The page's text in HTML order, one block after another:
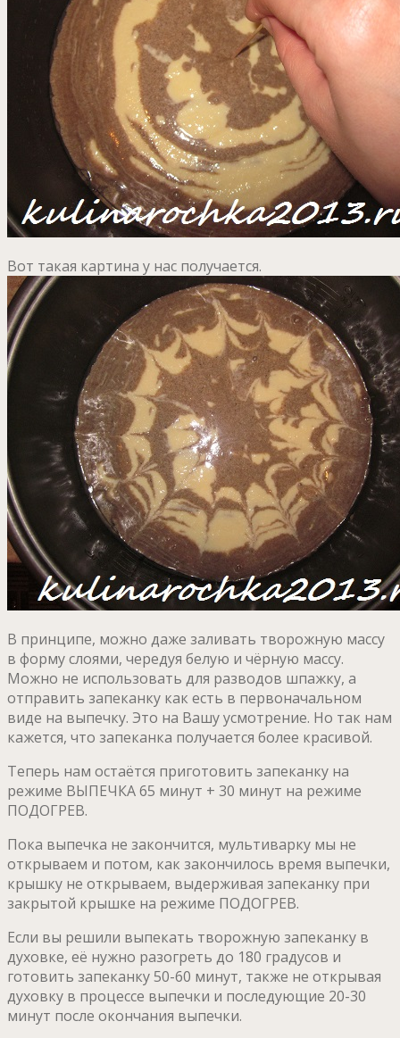
Вот такая картина у нас получается.
В принципе, можно даже заливать творожную массу
в форму слоями, чередуя белую и чёрную массу.
Можно не использовать для разводов шпажку, а
отправить запеканку как есть в первоначальном
виде на выпечку. Это на Вашу усмотрение. Но так нам
кажется, что запеканка получается более красивой.
Теперь нам остаётся приготовить запеканку на
режиме ВЫПЕЧКА 65 минут + 30 минут на режиме
ПОДОГРЕВ.
Пока выпечка не закончится, мультиварку мы не
открываем и потом, как закончилось время выпечки,
крышку не открываем, выдерживая запеканку при
закрытой крышке на режиме ПОДОГРЕВ.
Если вы решили выпекать творожную запеканку в
духовке, её нужно разогреть до 180 градусов и
готовить запеканку 50-60 минут, также не открывая
духовку в процессе выпечки и последующие 20-30
минут после окончания выпечки.